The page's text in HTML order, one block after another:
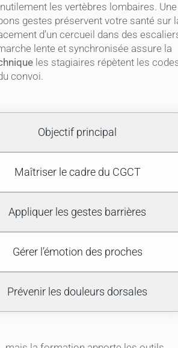
les vertèbres lombaires. Une
gestes préservent votre santé sur
d’un cercueil dans des
lente et synchronisée assure la
les stagiaires répètent les
convoi.
Objectif principal
Maîtriser le cadre du CGCT
Appliquer les gestes barrières
Gérer l’émotion des proches
Prévenir les douleurs dorsales